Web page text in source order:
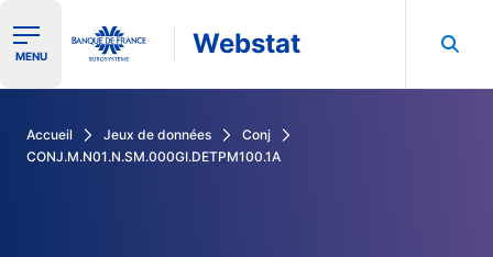
Ouvrir le menu de navigation
MENU Webstat
Accueil Jeux de données
Conj
CONJ.M.N01.N.SM.000GI.DETPM100.1A